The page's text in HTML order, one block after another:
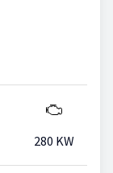
280 KW